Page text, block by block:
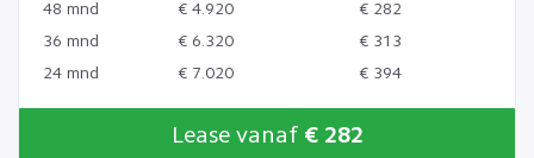
48 mnd
€ 4.920
€ 282
36 mnd
€ 6.320
€ 313
24 mnd
€ 7.020 € 394
Lease vanaf € 282